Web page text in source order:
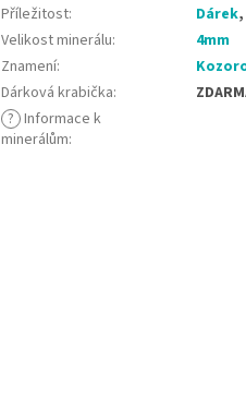
Příležitost: Dárek,
Velikost minerálu:
4mm
Znamení:
Dárková krabička:
? Informace k
minerálům: